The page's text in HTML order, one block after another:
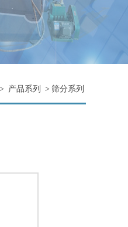
> 产品系列 > 筛分系列